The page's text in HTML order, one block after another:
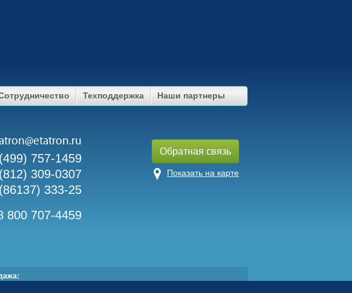
Техподдержка Наши партнеры
757-1459
309-0307
333-25
Обратная связь
Показать на карте
800 707-4459